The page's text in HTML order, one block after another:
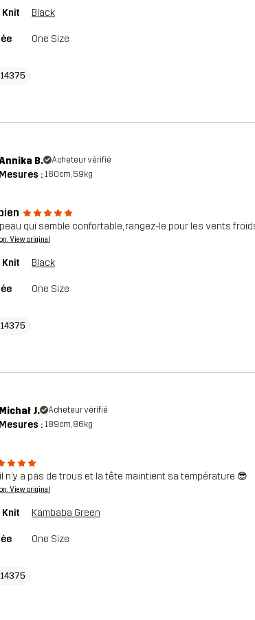
Knit
Black
One Size
Annika B. Acheteur vérifié
Mesures : 160cm, 59kg
qui semble confortable, rangez-le pour les vents
View original
Knit
Black
One Size
Michał J. Acheteur vérifié
Mesures : 189cm, 86kg
n’y a pas de trous et la tête maintient sa température 😎
View original
Knit
Kambaba Green
One Size